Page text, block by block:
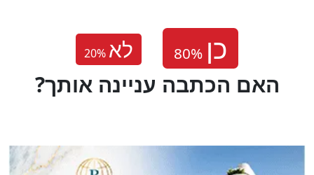
20% לא
?האם הכתבה עניינה אותך